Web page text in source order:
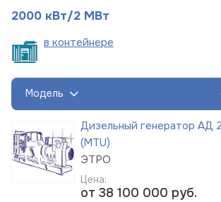
2000 кВт/2 МВт
в контейнере
Модель
Дизельный генератор АД
(MTU)
ЭТРО
Цена:
от 38 100 000 руб.